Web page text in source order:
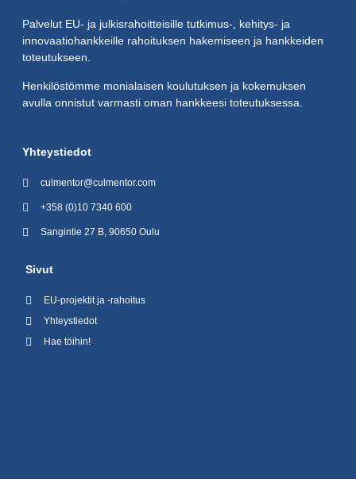
Palvelut EU- ja julkisrahoitteisille tutkimus-, kehitys- ja
innovaatiohankkeille rahoituksen hakemiseen ja hankkeiden
toteutukseen.
Henkilöstömme monialaisen koulutuksen ja kokemuksen
avulla onnistut varmasti oman hankkeesi toteutuksessa.
Yhteystiedot
culmentor@culmentor.com
+358 (0)10 7340 600
Sangintie 27 B, 90650 Oulu
Sivut
EU-projektit ja -rahoitus
Yhteystiedot
Hae töihin!